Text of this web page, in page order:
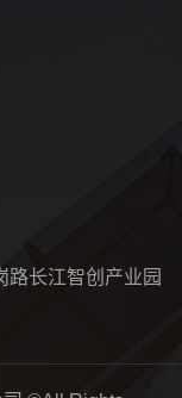
长江智创产业园